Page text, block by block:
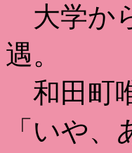
大学か
遇。
和田町
「いや